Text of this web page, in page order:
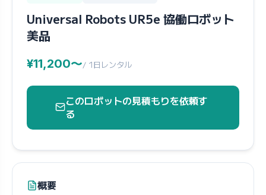
Universal Robots UR5e 協働ロボット
美品
¥11,200〜/ 1日レンタル
このロボットの見積もりを依頼す
る
概要